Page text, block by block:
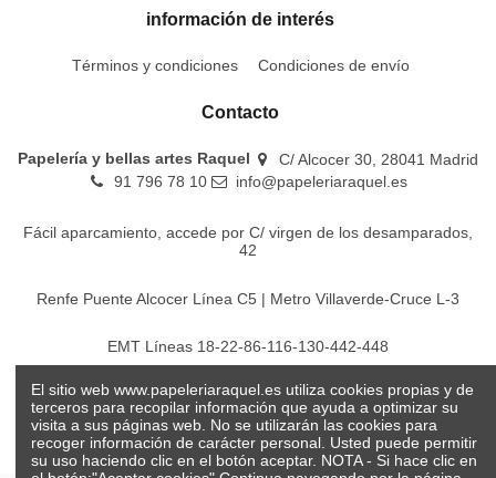
información de interés
Términos y condiciones Condiciones de envío
Contacto
Papelería y bellas artes Raquel
C/ Alcocer 30, 28041 Madrid
91 796 78 10
info@papeleriaraquel.es
Fácil aparcamiento, accede por C/ virgen de los desamparados,
42
Renfe Puente Alcocer Línea C5 | Metro Villaverde-Cruce L-3
EMT Líneas 18-22-86-116-130-442-448
Todos los precios son indicados con impuestos incluidos
El sitio web www.papeleriaraquel.es utiliza cookies propias y de
terceros para recopilar información que ayuda a optimizar su
visita a sus páginas web. No se utilizarán las cookies para
recoger información de carácter personal. Usted puede permitir
su uso haciendo clic en el botón aceptar. NOTA - Si hace clic en